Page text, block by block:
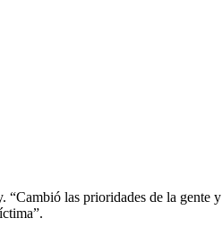
“Cambió las prioridades de la gente y